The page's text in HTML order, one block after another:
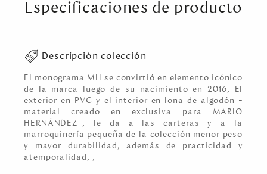
Especificaciones de producto
Descripción colección
El monograma MH se convirtió en elemento icónico
de la marca luego de su nacimiento en 2016, El
exterior en PVC y el interior en lona de algodón –
material creado en exclusiva para MARIO
HERNÁNDEZ–, le da a las carteras y a la
marroquinería pequeña de la colección menor peso
y mayor durabilidad, además de practicidad y
atemporalidad, ,